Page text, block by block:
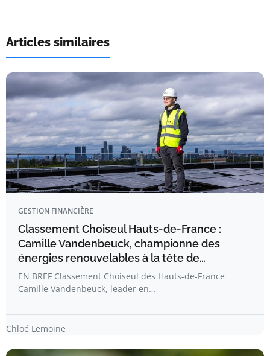
Articles similaires
GESTION FINANCIÈRE
Classement Choiseul Hauts-de-France :
Camille Vandenbeuck, championne des
énergies renouvelables à la tête de…
EN BREF Classement Choiseul des Hauts-de-France
Camille Vandenbeuck, leader en…
Chloé Lemoine